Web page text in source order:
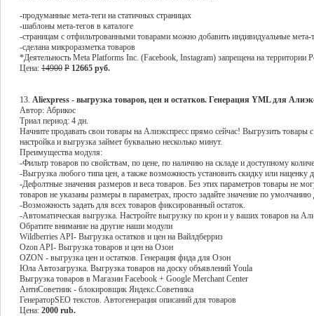
-продуманные мета-теги на статичных страницах
-шаблоны мета-тегов в каталоге
-страницам с отфильтрованными товарами можно добавить индивидуальные мета-
-сделана микроразметка товаров
*Деятельность Meta Platforms Inc. (Facebook, Instagram) запрещена на территории
Цена: 14900 P 12665 руб.
13. Aliexpress - выгрузка товаров, цен и остатков. Генерация YML для
Автор: Абрикос
Триал период: 4 дн.
Начните продавать свои товары на Алиэкспресс прямо сейчас! Выгрузить товары
настройка и выгрузка займет буквально несколько минут.
Преимущества модуля:
-Фильтр товаров по свойствам, по цене, по наличию на складе и доступному
-Выгрузка любого типа цен, а также возможность установить скидку или наценку
-Дефолтные значения размеров и веса товаров. Без этих параметров товары не
товаров не указаны размеры в параметрах, просто задайте значение по умолчанию
-Возможность задать для всех товаров фиксированный остаток.
-Автоматическая выгрузка. Настройте выгрузку по крон и у ваших товаров на
Обратите внимание на другие наши модули
Wildberries API- Выгрузка остатков и цен на Вайлдберриз
Ozon API- Выгрузка товаров и цен на Озон
OZON - выгрузка цен и остатков. Генерация фида для Озон
Юла Автозагрузка. Выгрузка товаров на доску объявлений Youla
Выгрузка товаров в Магазин Facebook + Google Merchant Center
АнтиСоветник - блокировщик Яндекс.Советника
ГенераторSEO текстов. Автогенерация описаний для товаров
Цена: 2000 rub.